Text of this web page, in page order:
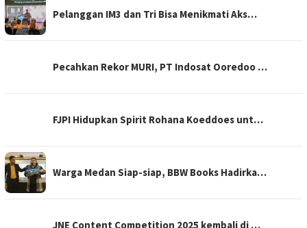
Pelanggan IM3 dan Tri Bisa Menikmati Aks…
Pecahkan Rekor MURI, PT Indosat Ooredoo …
FJPI Hidupkan Spirit Rohana Koeddoes unt…
Warga Medan Siap-siap, BBW Books Hadirka…
JNE Content Competition 2025 kembali di …